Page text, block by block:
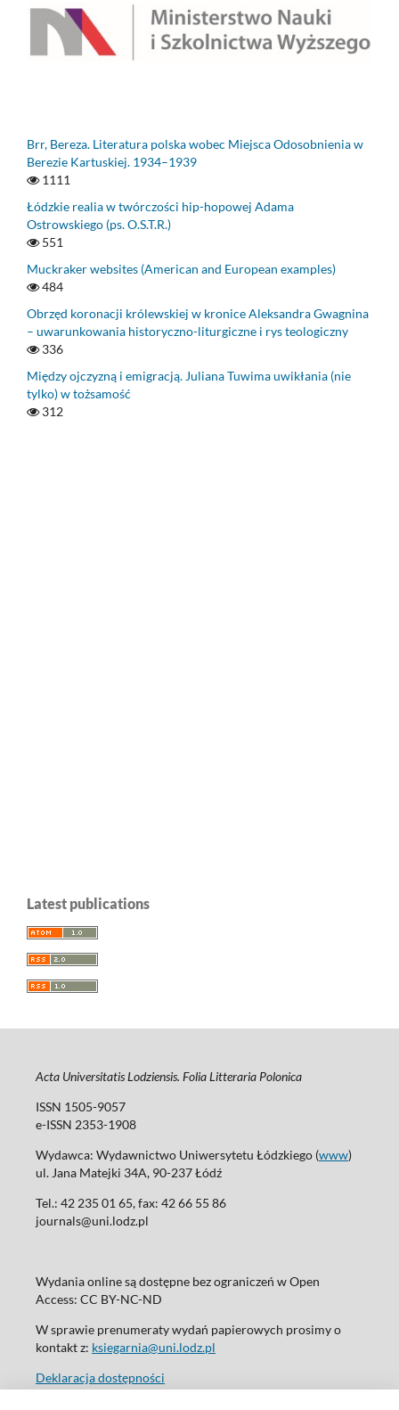
Brr, Bereza. Literatura polska wobec Miejsca Odosobnienia w
Berezie Kartuskiej. 1934–1939
1111
Łódzkie realia w twórczości hip-hopowej Adama
Ostrowskiego (ps. O.S.T.R.)
551
Muckraker websites (American and European examples)
484
Obrzęd koronacji królewskiej w kronice Aleksandra Gwagnina
– uwarunkowania historyczno-liturgiczne i rys teologiczny
336
Między ojczyzną i emigracją. Juliana Tuwima uwikłania (nie
tylko) w tożsamość
312
Latest publications
Acta Universitatis Lodziensis. Folia Litteraria Polonica
ISSN 1505-9057
e-ISSN 2353-1908
Wydawca: Wydawnictwo Uniwersytetu Łódzkiego (www)
ul. Jana Matejki 34A, 90-237 Łódź
Tel.: 42 235 01 65, fax: 42 66 55 86
journals@uni.lodz.pl
Wydania online są dostępne bez ograniczeń w Open
Access: CC BY-NC-ND
W sprawie prenumeraty wydań papierowych prosimy o
kontakt z: ksiegarnia@uni.lodz.pl
Deklaracja dostępności